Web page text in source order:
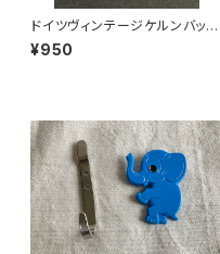
ドイツヴィンテージケルンバッジ
h人形劇
¥950